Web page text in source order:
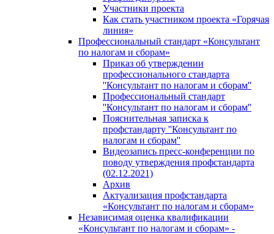
Участники проекта
Как стать участником проекта «Горячая
линия»
Профессиональный стандарт «Консультант
по налогам и сборам»
Приказ об утверждении
профессионального стандарта
''Консультант по налогам и сборам''
Профессиональный стандарт
''Консультант по налогам и сборам''
Пояснительная записка к
профстандарту ''Консультант по
налогам и сборам''
Видеозапись пресс-конференции по
поводу утверждения профстандарта
(02.12.2021)
Архив
Актуализация профстандарта
«Консультант по налогам и сборам»
Независимая оценка квалификации
«Консультант по налогам и сборам» -